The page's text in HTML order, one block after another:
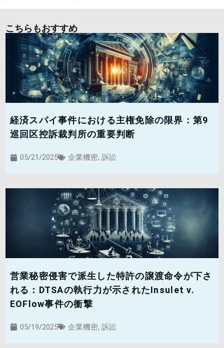
こちらもおすすめ
経済スパイ事件における主権免除の限界：第9
巡回区控訴裁判所の重要判断
05/21/2025 企業機密, 訴訟
営業秘密侵害で派生した特許の譲渡命令が下さ
れる：DTSAの執行力が示されたInsulet v.
EOFlow事件の衝撃
05/19/2025 企業機密, 訴訟